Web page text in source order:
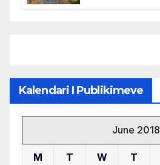
Kalendari I Publikimeve
June 2018
M T W T